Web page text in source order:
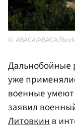
ABACA/ABACA/
Дальнобойные
уже
военные
заявил
Литовкинв